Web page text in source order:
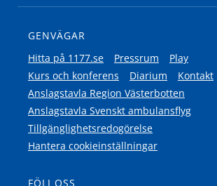
GENVÄGAR
Hitta på 1177.se
Pressrum
Play
Kurs och konferens
Diarium
Kontakt
Anslagstavla Region Västerbotten
Anslagstavla Svenskt ambulansflyg
Tillgänglighetsredogörelse
Hantera cookieinställningar
FÖLJ OSS